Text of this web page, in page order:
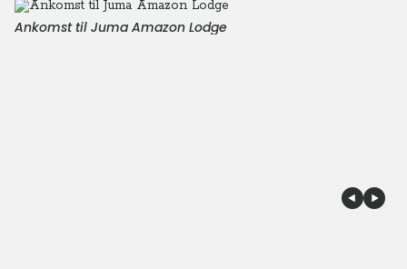
Ankomst til Juma Amazon Lodge